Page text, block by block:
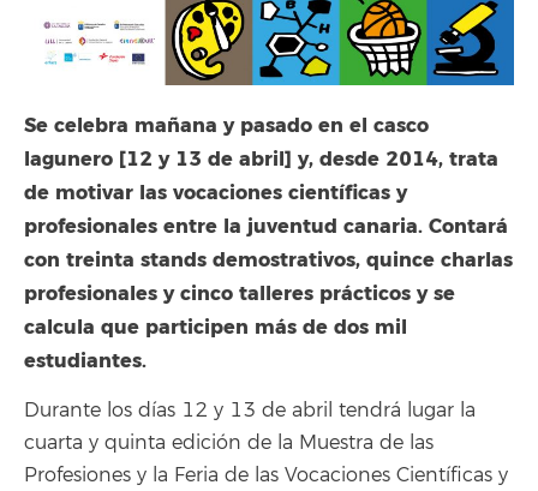
Se celebra mañana y pasado en el casco
lagunero [12 y 13 de abril] y, desde 2014, trata
de motivar las vocaciones científicas y
profesionales entre la juventud canaria. Contará
con treinta stands demostrativos, quince charlas
profesionales y cinco talleres prácticos y se
calcula que participen más de dos mil
estudiantes.
Durante los días 12 y 13 de abril tendrá lugar la
cuarta y quinta edición de la Muestra de las
Profesiones y la Feria de las Vocaciones Científicas y